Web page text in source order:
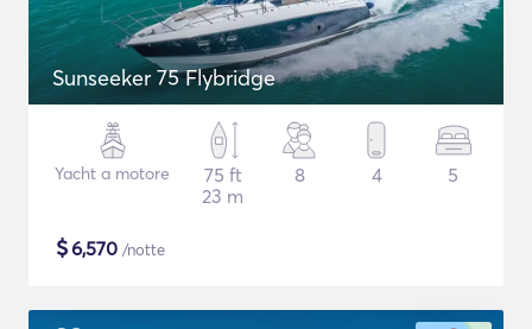
Sunseeker 75 Flybridge
Yacht a motore
75 ft
23 m
8 4 5
$6,570 /notte